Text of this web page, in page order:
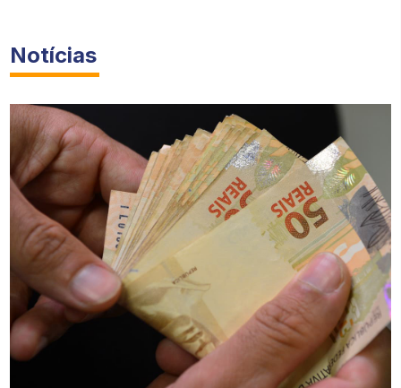
Notícias